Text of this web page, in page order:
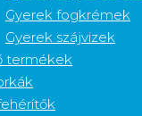
Gyerek fogkrémek
Gyerek szájvizek
termékek